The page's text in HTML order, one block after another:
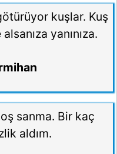
kuşlar. Kuş
yanınıza.
sanma. Bir kaç
aldım.